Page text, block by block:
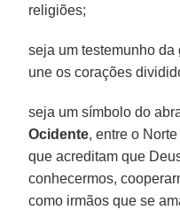
religiões;
seja um testemunho
une os corações
seja um símbolo do
Ocidente, entre o
que acreditam que
conhecermos,
como irmãos que se